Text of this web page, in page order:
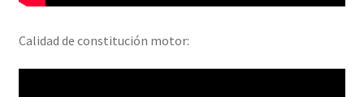
Calidad de constitución motor: